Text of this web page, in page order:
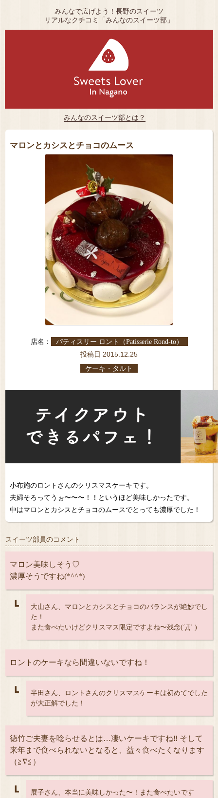
みんなで広げよう！長野のスイーツ
リアルなクチコミ「みんなのスイーツ部」
みんなのスイーツ部とは？
マロンとカシスとチョコのムース
店名： パティスリー ロント（Patisserie Rond-to）
投稿日 2015.12.25
ケーキ・タルト
小布施のロントさんのクリスマスケーキです。
夫婦そろってうぉ〜〜〜！！というほど美味しかったです。
中はマロンとカシスとチョコのムースでとっても濃厚でした！
スイーツ部員のコメント
マロン美味しそう♡
濃厚そうですね(*^^*)
┗
大山さん、マロンとカシスとチョコのバランスが絶妙でし
た！
また食べたいけどクリスマス限定ですよね〜残念(´Д` )
ロントのケーキなら間違いないですね！
┗
半田さん、ロントさんのクリスマスケーキは初めてでした
が大正解でした！
徳竹ご夫妻を唸らせるとは…凄いケーキですね‼︎ そして
来年まで食べられないとなると、益々食べたくなります
（≧∇≦）
┗
展子さん、本当に美味しかった〜！また食べたいです